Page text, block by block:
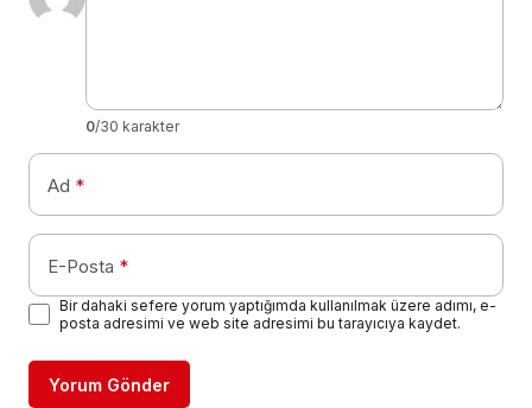
0/30 karakter
Ad *
E-Posta *
Bir dahaki sefere yorum yaptığımda kullanılmak üzere adımı, e-
posta adresimi ve web site adresimi bu tarayıcıya kaydet.
Yorum Gönder